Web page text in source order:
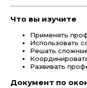
Что вы изучите
Применять
Использовать
Решать
Развивать
Документ по